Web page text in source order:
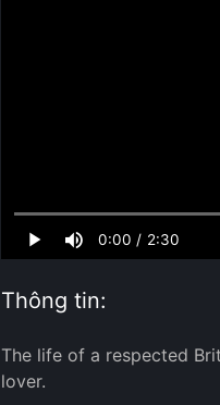
0:00 / 2:30
0.00%
Thông tin:
The life of a respected
lover.